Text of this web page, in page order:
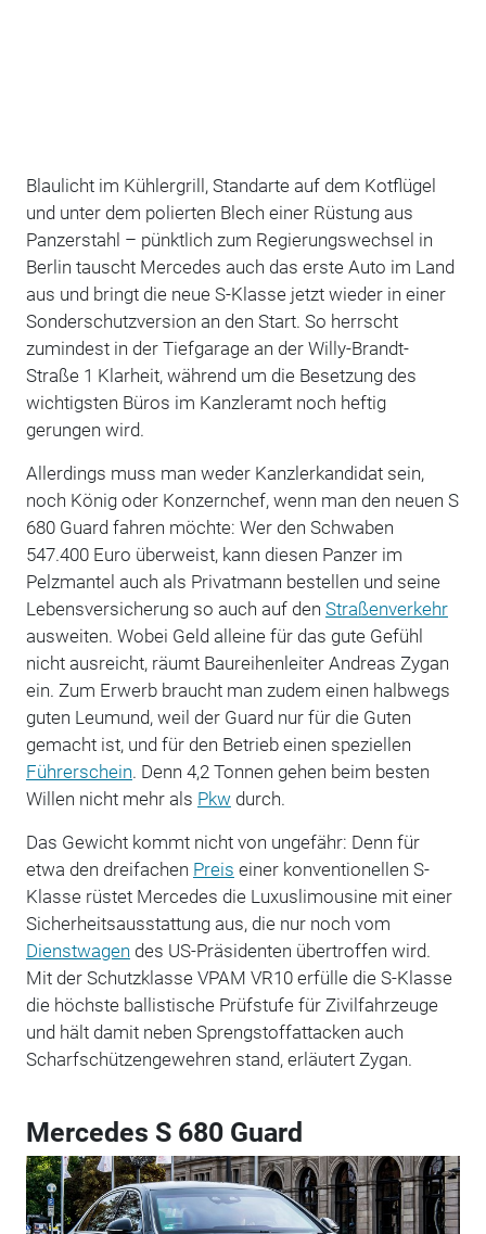
Blaulicht im Kühlergrill, Standarte auf dem Kotflügel
und unter dem polierten Blech einer Rüstung aus
Panzerstahl – pünktlich zum Regierungswechsel in
Berlin tauscht Mercedes auch das erste Auto im Land
aus und bringt die neue S-Klasse jetzt wieder in einer
Sonderschutzversion an den Start. So herrscht
zumindest in der Tiefgarage an der Willy-Brandt-
Straße 1 Klarheit, während um die Besetzung des
wichtigsten Büros im Kanzleramt noch heftig
gerungen wird.
Allerdings muss man weder Kanzlerkandidat sein,
noch König oder Konzernchef, wenn man den neuen S
680 Guard fahren möchte: Wer den Schwaben
547.400 Euro überweist, kann diesen Panzer im
Pelzmantel auch als Privatmann bestellen und seine
Lebensversicherung so auch auf den Straßenverkehr
ausweiten. Wobei Geld alleine für das gute Gefühl
nicht ausreicht, räumt Baureihenleiter Andreas Zygan
ein. Zum Erwerb braucht man zudem einen halbwegs
guten Leumund, weil der Guard nur für die Guten
gemacht ist, und für den Betrieb einen speziellen
Führerschein. Denn 4,2 Tonnen gehen beim besten
Willen nicht mehr als Pkw durch.
Das Gewicht kommt nicht von ungefähr: Denn für
etwa den dreifachen Preis einer konventionellen S-
Klasse rüstet Mercedes die Luxuslimousine mit einer
Sicherheitsausstattung aus, die nur noch vom
Dienstwagen des US-Präsidenten übertroffen wird.
Mit der Schutzklasse VPAM VR10 erfülle die S-Klasse
die höchste ballistische Prüfstufe für Zivilfahrzeuge
und hält damit neben Sprengstoffattacken auch
Scharfschützengewehren stand, erläutert Zygan.
Mercedes S 680 Guard